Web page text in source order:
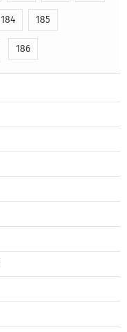
184 185
186